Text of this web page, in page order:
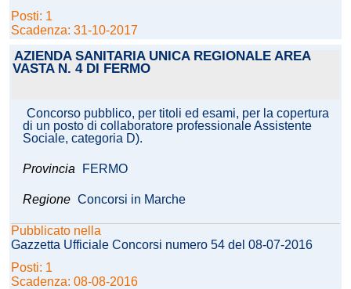
Posti: 1
Scadenza: 31-10-2017
AZIENDA SANITARIA UNICA REGIONALE AREA
VASTA N. 4 DI FERMO
Concorso pubblico, per titoli ed esami, per la copertura
di un posto di collaboratore professionale Assistente
Sociale, categoria D).
Provincia FERMO
Regione Concorsi in Marche
Pubblicato nella
Gazzetta Ufficiale Concorsi numero 54 del 08-07-2016
Posti: 1
Scadenza: 08-08-2016